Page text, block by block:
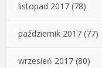
listopad 2017 (78)
październik 2017 (77)
wrzesień 2017 (80)